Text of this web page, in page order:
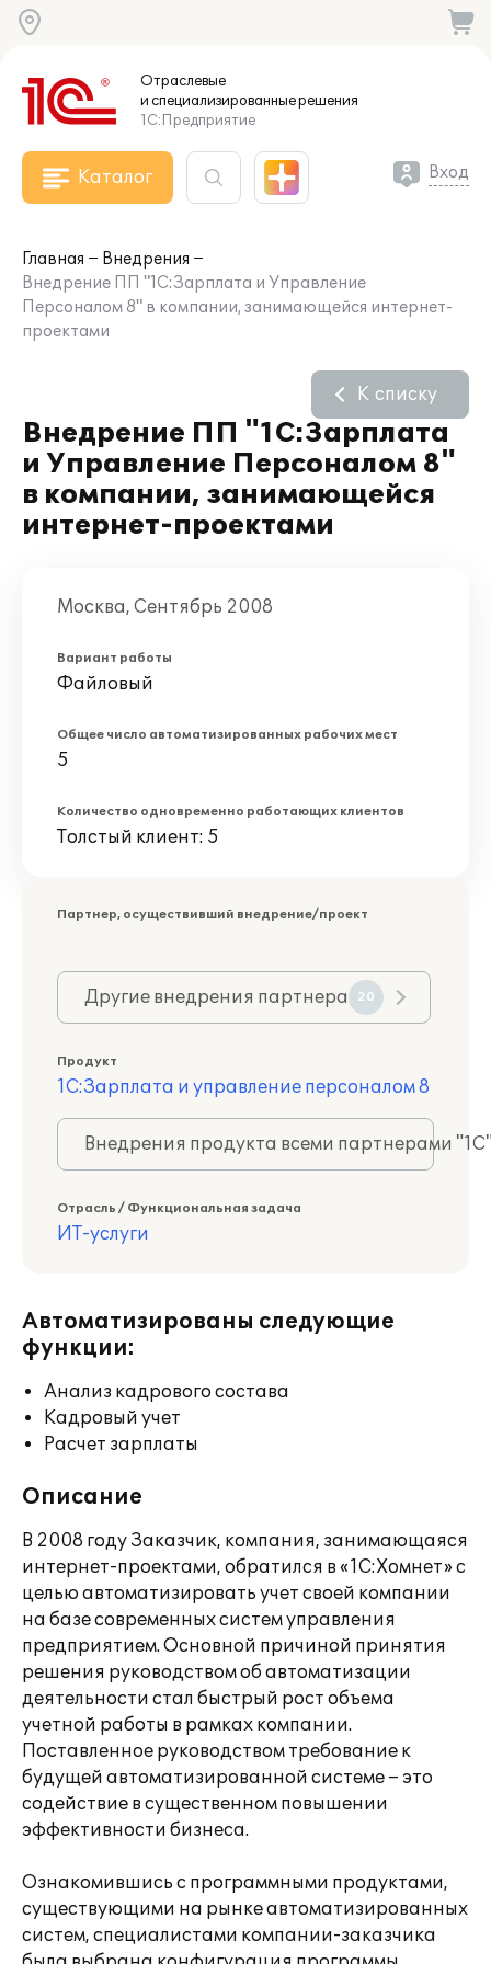
Отраслевые
и специализированныерешения
1С:Предприятие
Каталог Вход
Главная
Внедрения
Внедрение ПП "1С:Зарплата и Управление
Персоналом 8" в компании, занимающейся интернет-
проектами
Внедрение ПП "1С:Зарплата
и Управление Персоналом 8"
в компании, занимающейся
интернет-проектами
К списку
Москва, Сентябрь 2008
Вариант работы
Файловый
Общее число автоматизированных рабочих мест
5
Количество одновременно работающих клиентов
Толстый клиент: 5
Партнер, осуществивший внедрение/проект
Другие внедрения партнера 20
Продукт
1С:Зарплата и управление персоналом 8
Внедрения продукта всеми партнерами
Отрасль / Функциональная задача
ИТ-услуги
Автоматизированы следующие
функции:
Анализ кадрового состава
Кадровый учет
Расчет зарплаты
Описание
В 2008 году Заказчик, компания, занимающаяся
интернет-проектами, обратился в «1С:Хомнет» с
целью автоматизировать учет своей компании
на базе современных систем управления
предприятием. Основной причиной принятия
решения руководством об автоматизации
деятельности стал быстрый рост объема
учетной работы в рамках компании.
Поставленное руководством требование к
будущей автоматизированной системе – это
содействие в существенном повышении
эффективности бизнеса.
Ознакомившись с программными продуктами,
существующими на рынке автоматизированных
систем, специалистами компании-заказчика